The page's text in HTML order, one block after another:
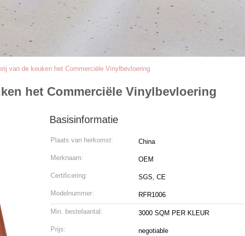
van de keuken het Commerciële Vinylbevloering
het Commerciële Vinylbevloering
Basisinformatie
Plaats van herkomst: China
Merknaam: OEM
Certificering: SGS, CE
Modelnummer: RFR1006
Min. bestelaantal: 3000 SQM PER KLEUR
Prijs: negotiable